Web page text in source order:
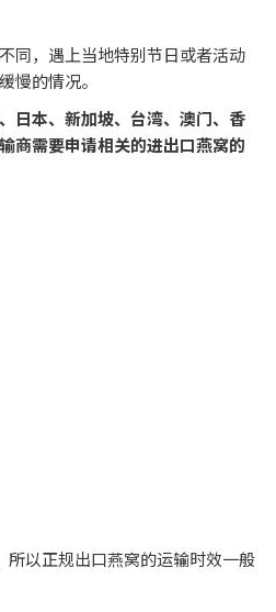
同，遇上当地特别节日或者活动
慢的情况。
日本、新加坡、台湾、澳门、香
商需要申请相关的进出口燕窝的
所以正规出口燕窝的运输时效一般